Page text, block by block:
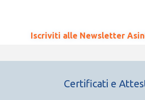
Iscriviti alle Newsletter
Certificati e